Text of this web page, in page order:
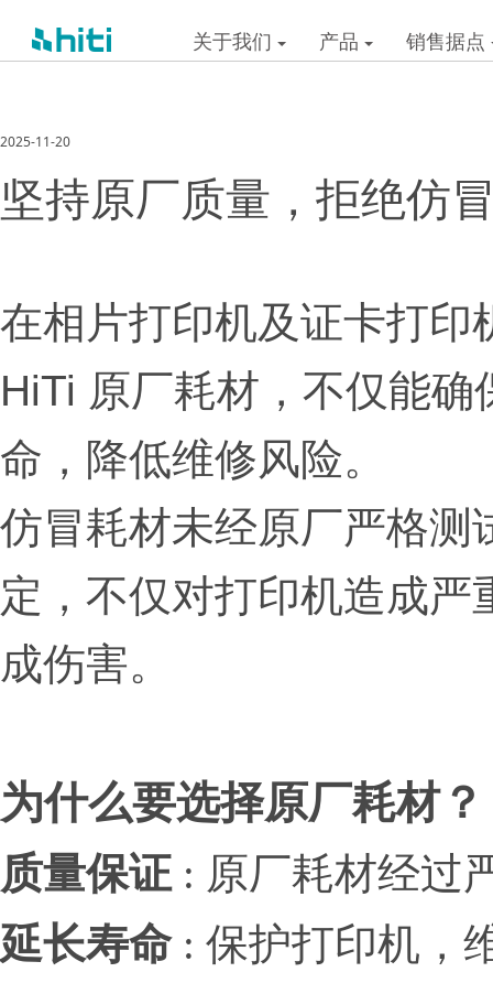
关于我们 产品 销售据点
2025-11-20
坚持原厂质量，拒绝仿
在相片打印机及证卡打印
HiTi 原厂耗材，不仅能
命，降低维修风险。
仿冒耗材未经原厂严格测
定，不仅对打印机造成
成伤害。
为什么要选择原厂耗材？
质量保证: 原厂耗材经过
延长寿命: 保护打印机，